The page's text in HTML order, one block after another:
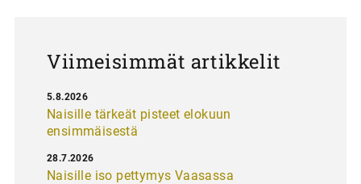
Viimeisimmät artikkelit
Naisille tärkeät pisteet elokuun
ensimmäisestä
5.8.2026
Naisille iso pettymys Vaasassa
28.7.2026